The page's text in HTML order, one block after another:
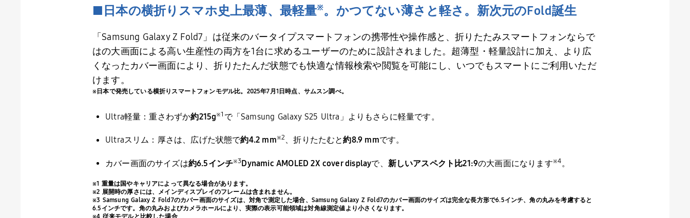
■日本の横折りスマホ史上最薄、最軽量※。かつてない薄さと軽さ。新次元のFold誕生
「 Samsung Galaxy Z Fold7 」は従来のバータイプスマートフォンの携帯性や操作感と、折りたたみスマートフォンならで
はの大画面による高い生産性の両方を1台に求めるユーザーのために設計されました。超薄型・軽量設計に加え、より広
くなったカバー画面により、折りたたんだ状態でも快適な情報検索や閲覧を可能にし、いつでもスマートにご利用いただ
けます。
※日本で発売している横折りスマートフォンモデル比。 2025年7月 1 日時点、サムスン調べ。
Ultra軽量：重さわずか約215g※1 で「Samsung Galaxy S25 Ultra 」よりもさらに軽量です。
Ultraスリム：厚さは、広げた状態で約4.2 mm※2、折りたたむと約8.9 mmです。
カバー画面のサイズは約6.5インチ※3Dynamic AMOLED 2X cover displayで、 新しいアスペクト比21:9の大画面になります※4。
※1 重量は国やキャリアによって異なる場合があります。
※2 展開時の厚さには、メインディスプレイのフレームは含まれません。
※3 Samsung Galaxy Z Fold7のカバー画面のサイズは、対角で測定した場合、Samsung Galaxy Z Fold7のカバー画面のサイズは完全な長方形で6.5インチ、角の丸みを考慮すると
6.5インチです。角の丸みおよびカメラホールにより、実際の表示可能領域は対角線測定値より小さくなります。
※4 従来モデルと比較した場合